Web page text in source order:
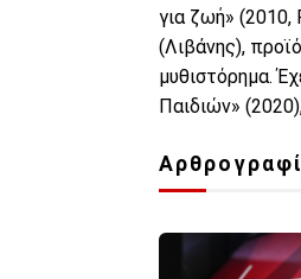
για ζωή» (2010,
(Λιβάνης),
μυθιστόρημα.
Παιδιών»